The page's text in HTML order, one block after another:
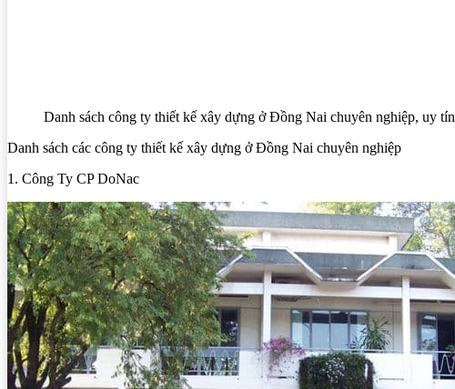
Danh sách công ty thiết kế xây dựng ở Đồng Nai chuyên nghiệp, uy tín
Danh sách các công ty thiết kế xây dựng ở Đồng Nai chuyên nghiệp
1. Công Ty CP DoNac